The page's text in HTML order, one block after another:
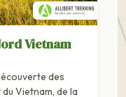
Vietnam
des
Vietnam, de la